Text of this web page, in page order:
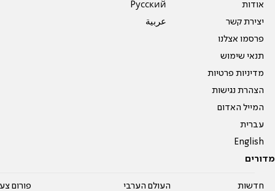
אודות
יצירת קשר
פרסמו אצלנו
תנאי שימוש
מדיניות פרטיות
הצהרת נגישות
המייל האדום
עברית
English
Pусский
عربية
מדורים
חדשות העולם הערבי פורום